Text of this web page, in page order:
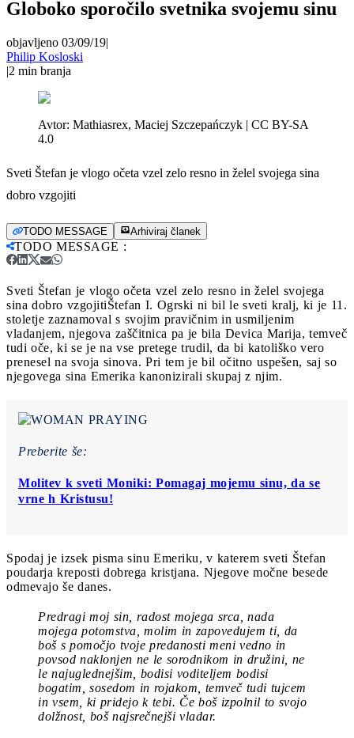
Globoko sporočilo svetnika svojemu sinu
objavljeno 03/09/19|
Philip Kosloski
|2 min branja
Avtor: Mathiasrex, Maciej Szczepańczyk | CC BY-SA
4.0
Sveti Štefan je vlogo očeta vzel zelo resno in želel svojega sina
dobro vzgojiti
TODO MESSAGE Arhiviraj članek
TODO MESSAGE :
Sveti Štefan je vlogo očeta vzel zelo resno in želel svojega
sina dobro vzgojitiŠtefan I. Ogrski ni bil le sveti kralj, ki je 11.
stoletje zaznamoval s svojim pravičnim in usmiljenim
vladanjem, njegova zaščitnica pa je bila Devica Marija, temveč
tudi oče, ki se je na vse pretege trudil, da bi katoliško vero
prenesel na svoja sinova. Pri tem je bil očitno uspešen, saj so
njegovega sina Emerika kanonizirali skupaj z njim.
Preberite še:
Molitev k sveti Moniki: Pomagaj mojemu sinu, da se
vrne h Kristusu!
Spodaj je izsek pisma sinu Emeriku, v katerem sveti Štefan
poudarja kreposti dobrega kristjana. Njegove močne besede
odmevajo še danes.
Predragi moj sin, radost mojega srca, nada
mojega potomstva, molim in zapovedujem ti, da
boš s pomočjo tvoje predanosti meni vedno in
povsod naklonjen ne le sorodnikom in družini, ne
le najuglednejšim, bodisi voditeljem bodisi
bogatim, sosedom in rojakom, temveč tudi tujcem
in vsem, ki pridejo k tebi. Če boš izpolnil to svojo
dolžnost, boš najsrečnejši vladar.